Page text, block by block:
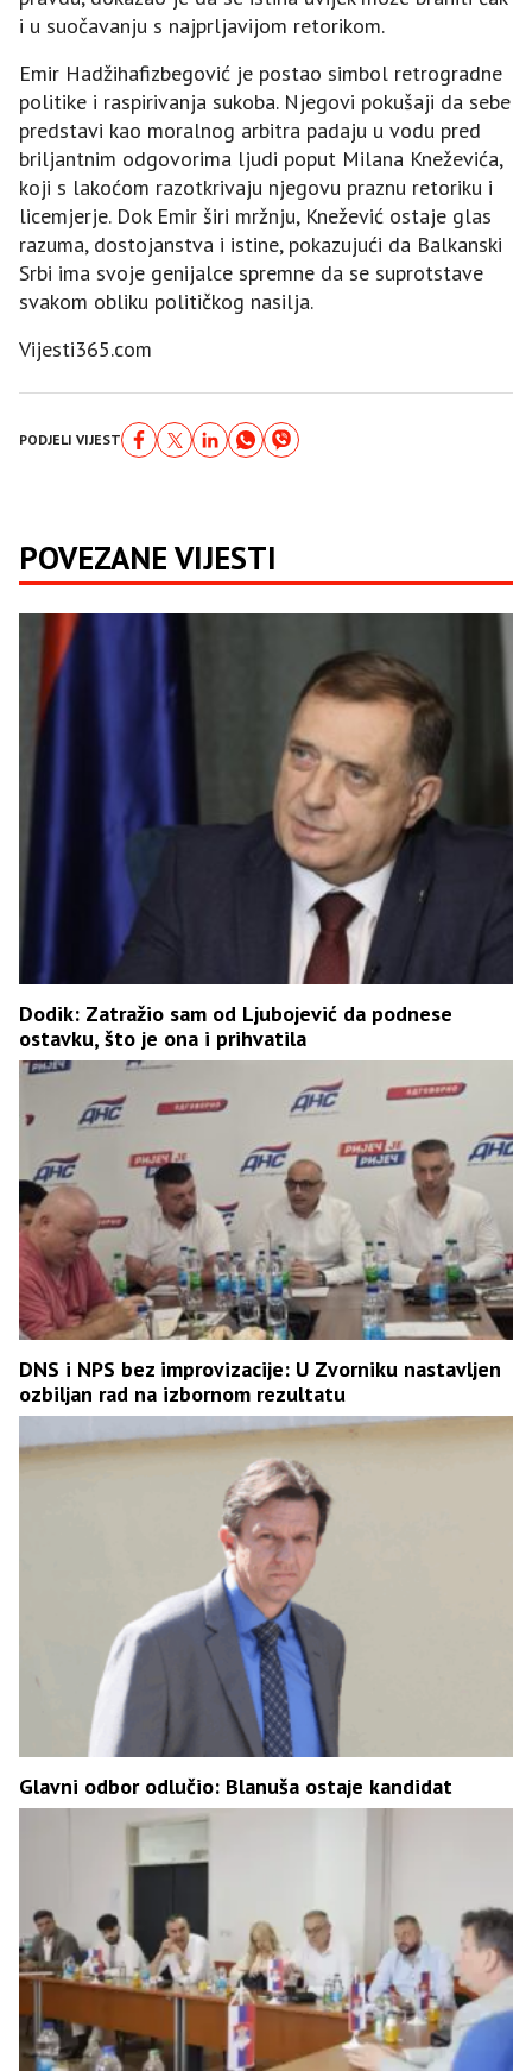
i u suočavanju s najprljavijom retorikom.
Emir Hadžihafizbegović je postao simbol retrogradne
politike i raspirivanja sukoba. Njegovi pokušaji da sebe
predstavi kao moralnog arbitra padaju u vodu pred
briljantnim odgovorima ljudi poput Milana Kneževića,
koji s lakoćom razotkrivaju njegovu praznu retoriku i
licemjerje. Dok Emir širi mržnju, Knežević ostaje glas
razuma, dostojanstva i istine, pokazujući da Balkanski
Srbi ima svoje genijalce spremne da se suprotstave
svakom obliku političkog nasilja.
Vijesti365.com
PODJELI VIJEST
POVEZANE VIJESTI
Dodik: Zatražio sam od Ljubojević da podnese
ostavku, što je ona i prihvatila
DNS i NPS bez improvizacije: U Zvorniku nastavljen
ozbiljan rad na izbornom rezultatu
Glavni odbor odlučio: Blanuša ostaje kandidat